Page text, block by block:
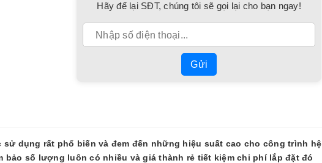
Hãy để lại SĐT, chúng tôi sẽ gọi lại cho bạn ngay!
Gửi
dụng rất phổ biến và đem đến những hiệu suất cao cho công trình hệ
số lượng luôn có nhiều và giá thành rẻ tiết kiệm chi phí lắp đặt đó